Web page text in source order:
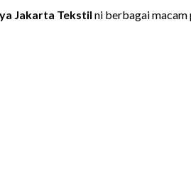
Jakarta Tekstil ni berbagai macam